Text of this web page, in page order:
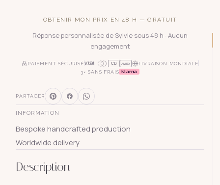
OBTENIR MON PRIX EN 48 H — GRATUIT
Réponse personnalisée de Sylvie sous 48 h · Aucun
engagement
PAIEMENT SÉCURISÉ CB AMEX
LIVRAISON MONDIALE
3× SANS FRAIS klarna
PARTAGER
INFORMATION
Bespoke handcrafted production
Worldwide delivery
Description